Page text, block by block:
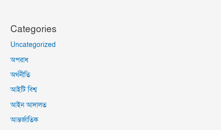
Categories
Uncategorized
অপরাধ
অর্থনীতি
আইটি বিশ্ব
আইন আদালত
আন্তর্জাতিক